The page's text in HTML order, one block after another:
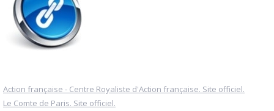
Action française - Centre Royaliste d'Action française. Site officiel.
Le Comte de Paris. Site officiel.